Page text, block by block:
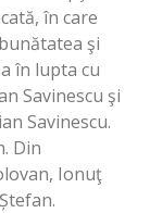
în care
şi
în lupta cu
Savinescu şi
Savinescu.
Din
Ionuţ